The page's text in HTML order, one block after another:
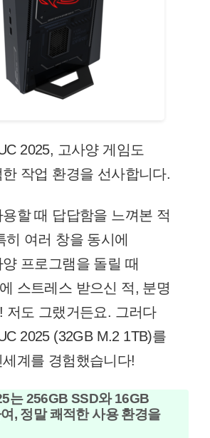
2025, 고사양 게임도
작업 환경을 선사합니다.
할 때 답답함을 느껴본 적
히 여러 창을 동시에
프로그램을 돌릴 때
스트레스 받으신 적, 분명
저도 그랬거든요. 그러다
2025 (32GB M.2 1TB)를
계를 경험했습니다!
는 256GB SSD와 16GB
, 정말 쾌적한 사용 환경을